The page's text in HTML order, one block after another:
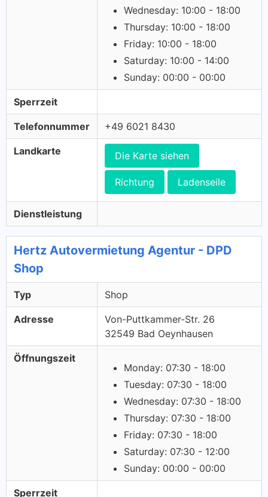
Wednesday: 10:00 - 18:00
Thursday: 10:00 - 18:00
Friday: 10:00 - 18:00
Saturday: 10:00 - 14:00
Sunday: 00:00 - 00:00
Sperrzeit
Telefonnummer +49 6021 8430
Landkarte Die Karte siehen
Richtung Ladenseile
Dienstleistung
Hertz Autovermietung Agentur - DPD
Shop
Typ Shop
Adresse
Von-Puttkammer-Str. 26
32549 Bad Oeynhausen
Öffnungszeit
Monday: 07:30 - 18:00
Tuesday: 07:30 - 18:00
Wednesday: 07:30 - 18:00
Thursday: 07:30 - 18:00
Friday: 07:30 - 18:00
Saturday: 07:30 - 12:00
Sunday: 00:00 - 00:00
Sperrzeit